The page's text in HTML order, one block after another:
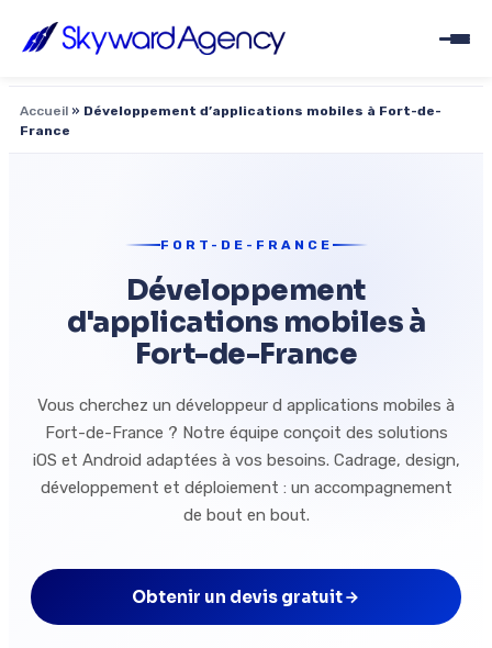
Accueil » Développement d’applications mobiles à Fort-de-
France
FORT-DE-FRANCE
Développement
d'applications mobiles à
Fort-de-France
Vous cherchez un développeur d applications mobiles à
Fort-de-France ? Notre équipe conçoit des solutions
iOS et Android adaptées à vos besoins. Cadrage, design,
développement et déploiement : un accompagnement
de bout en bout.
Obtenir un devis gratuit